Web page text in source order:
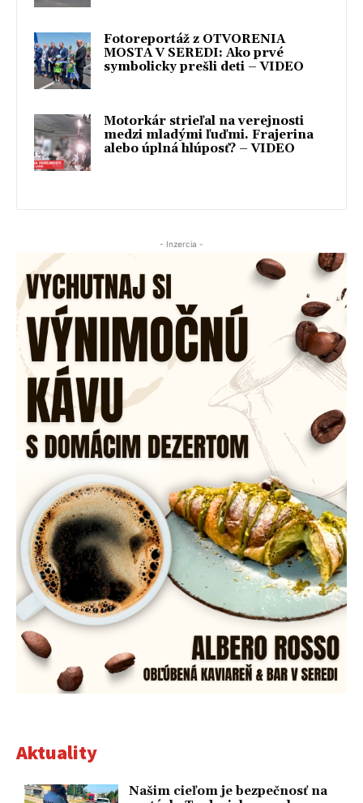
Fotoreportáž z OTVORENIA
MOSTA V SEREDI: Ako prvé
symbolicky prešli deti – VIDEO
Motorkár strieľal na verejnosti
medzi mladými ľuďmi. Frajerina
alebo úplná hlúposť? – VIDEO
- Inzercia -
Aktuality
Našim cieľom je bezpečnosť na